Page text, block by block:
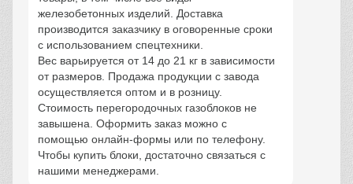
железобетонных изделий. Доставка
производится заказчику в оговоренные сроки
с использованием спецтехники.
Вес варьируется от 14 до 21 кг в зависимости
от размеров. Продажа продукции с завода
осуществляется оптом и в розницу.
Стоимость перегородочных газоблоков не
завышена. Оформить заказ можно с
помощью онлайн-формы или по телефону.
Чтобы купить блоки, достаточно связаться с
нашими менеджерами.